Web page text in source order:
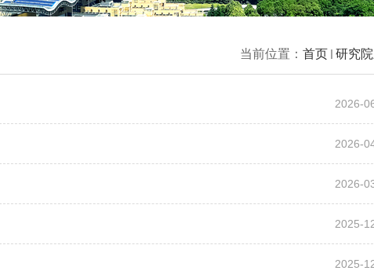
当前位置： 首页 研究
2026-
2026-
2026-
2025-
2025-